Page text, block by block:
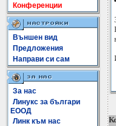
Конференции
Външен вид
Предложения
Направи си сам
За нас
Линукс за българи
ЕООД
Линк към нас